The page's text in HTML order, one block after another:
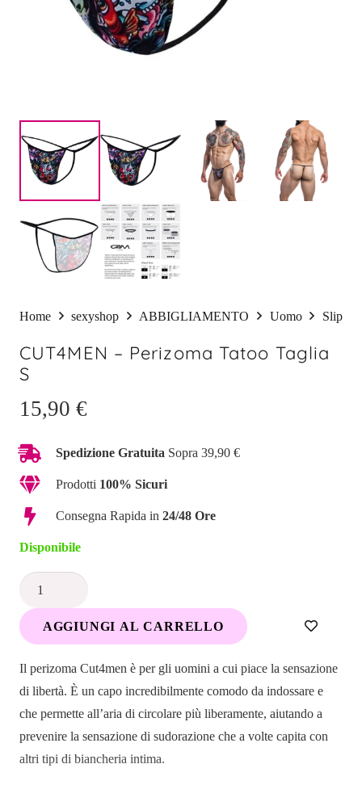
Home sexyshop ABBIGLIAMENTO Uomo Slip
CUT4MEN – Perizoma Tatoo Taglia
S
15,90 €
Spedizione Gratuita Sopra 39,90 €
Prodotti 100% Sicuri
Consegna Rapida in 24/48 Ore
Disponibile
CUT4MEN
Perizoma
Taglia
S
quantità
AGGIUNGI AL CARRELLO
Il perizoma Cut4men è per gli uomini a cui piace la sensazione
di libertà. È un capo incredibilmente comodo da indossare e
che permette all’aria di circolare più liberamente, aiutando a
prevenire la sensazione di sudorazione che a volte capita con
altri tipi di biancheria intima.